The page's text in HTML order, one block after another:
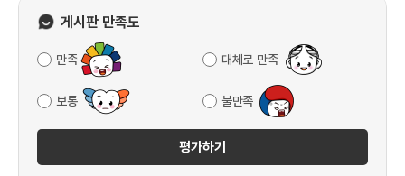
게시판 만족도
만족 대체로 만족
보통 불만족
평가하기